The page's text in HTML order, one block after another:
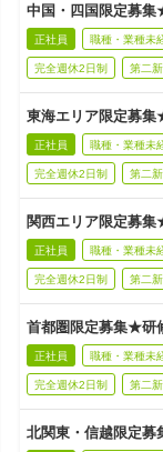
中国・四国限定募集
正社員 職種・業種未
完全週休2日制 第二
東海エリア限定募集
正社員 職種・業種未
完全週休2日制 第二
関西エリア限定募集
正社員 職種・業種未
完全週休2日制 第二
首都圏限定募集★研
正社員 職種・業種未
完全週休2日制 第二
北関東・信越限定募